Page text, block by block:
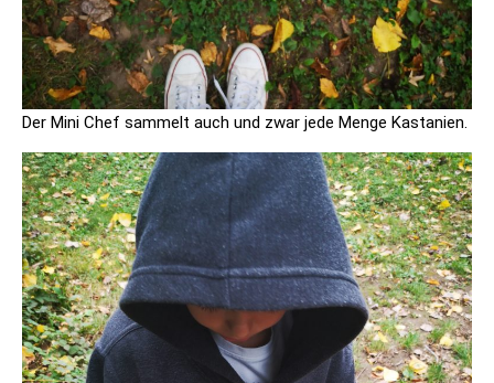
Der Mini Chef sammelt auch und zwar jede Menge Kastanien.